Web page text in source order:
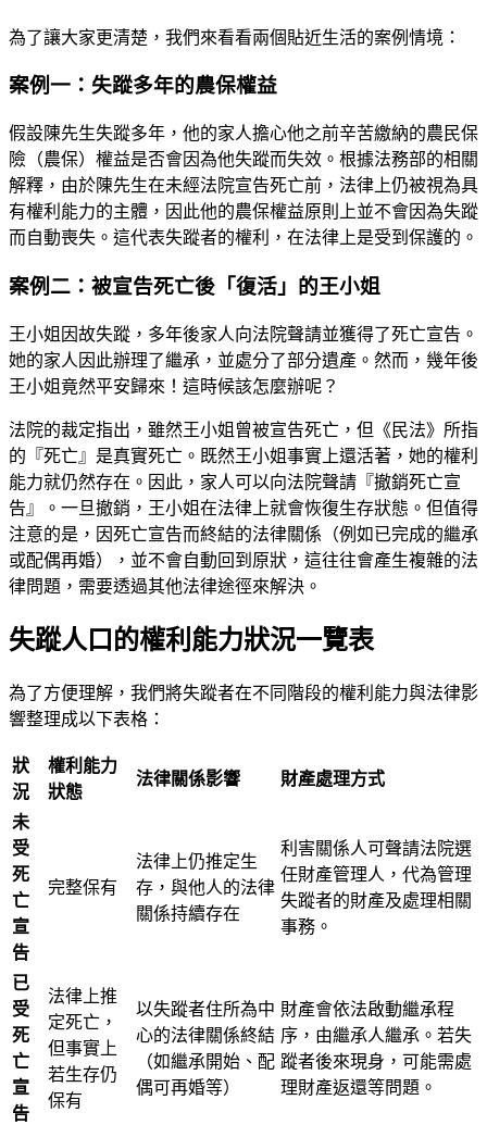
為了讓大家更清楚，我們來看看兩個貼近生活的案例情境：
案例一：失蹤多年的農保權益
假設陳先生失蹤多年，他的家人擔心他之前辛苦繳納的農民保
險（農保）權益是否會因為他失蹤而失效。根據法務部的相關
解釋，由於陳先生在未經法院宣告死亡前，法律上仍被視為具
有權利能力的主體，因此他的農保權益原則上並不會因為失蹤
而自動喪失。這代表失蹤者的權利，在法律上是受到保護的。
案例二：被宣告死亡後「復活」的王小姐
王小姐因故失蹤，多年後家人向法院聲請並獲得了死亡宣告。
她的家人因此辦理了繼承，並處分了部分遺產。然而，幾年後
王小姐竟然平安歸來！這時候該怎麼辦呢？
法院的裁定指出，雖然王小姐曾被宣告死亡，但《民法》所指
的『死亡』是真實死亡。既然王小姐事實上還活著，她的權利
能力就仍然存在。因此，家人可以向法院聲請『撤銷死亡宣
告』。一旦撤銷，王小姐在法律上就會恢復生存狀態。但值得
注意的是，因死亡宣告而終結的法律關係（例如已完成的繼承
或配偶再婚），並不會自動回到原狀，這往往會產生複雜的法
律問題，需要透過其他法律途徑來解決。
失蹤人口的權利能力狀況一覽表
為了方便理解，我們將失蹤者在不同階段的權利能力與法律影
響整理成以下表格：
狀
況
權利能力
狀態
法律關係影響 財產處理方式
未
受
死
亡
宣
告
完整保有
法律上仍推定生
存，與他人的法律
關係持續存在
利害關係人可聲請法院選
任財產管理人，代為管理
失蹤者的財產及處理相關
事務。
已
受
死
亡
宣
告
法律上推
定死亡，
但事實上
若生存仍
保有
以失蹤者住所為中
心的法律關係終結
（如繼承開始、配
偶可再婚等）
財產會依法啟動繼承程
序，由繼承人繼承。若失
蹤者後來現身，可能需處
理財產返還等問題。